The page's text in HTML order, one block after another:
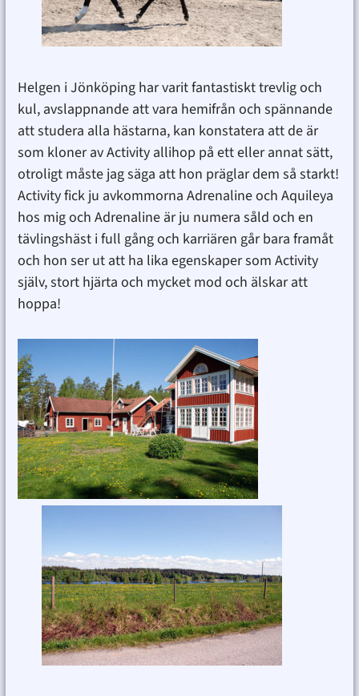
Helgen i Jönköping har varit fantastiskt trevlig och
kul, avslappnande att vara hemifrån och spännande
att studera alla hästarna, kan konstatera att de är
som kloner av Activity allihop på ett eller annat sätt,
otroligt måste jag säga att hon präglar dem så starkt!
Activity fick ju avkommorna Adrenaline och Aquileya
hos mig och Adrenaline är ju numera såld och en
tävlingshäst i full gång och karriären går bara framåt
och hon ser ut att ha lika egenskaper som Activity
själv, stort hjärta och mycket mod och älskar att
hoppa!